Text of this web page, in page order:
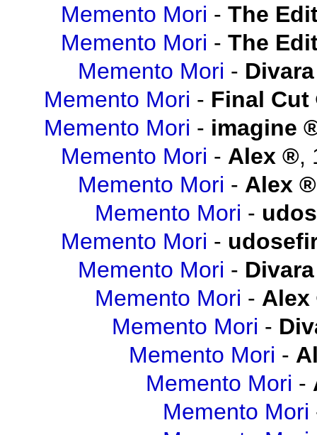
Memento Mori - The
Memento Mori - The
Memento Mori - Divara
Memento Mori - Final Cut
Memento Mori - imagine
Memento Mori - Alex ,
Memento Mori - Alex
Memento Mori -
Memento Mori -
Memento Mori - Divara
Memento Mori - Alex
Memento Mori -
Memento Mori -
Memento Mori -
Memento Mori